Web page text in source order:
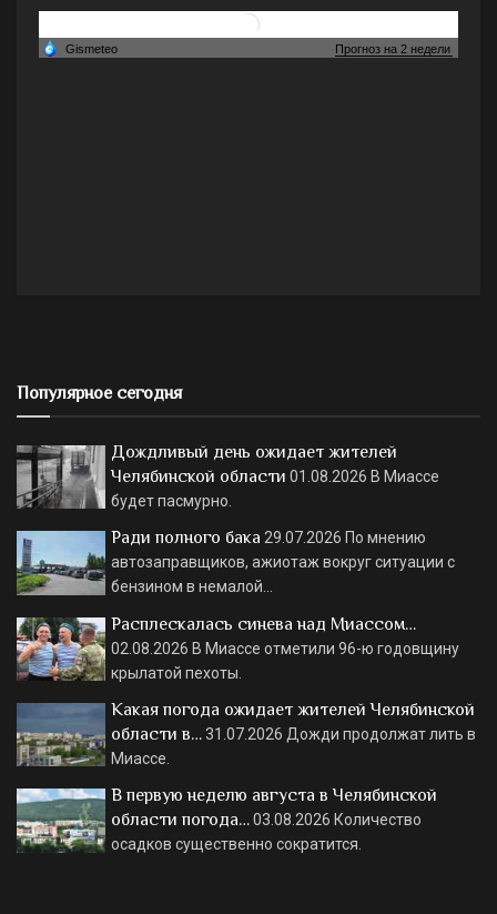
Популярное сегодня
Дождливый день ожидает жителей
Челябинской области 01.08.2026 В Миассе
будет пасмурно.
Ради полного бака 29.07.2026 По мнению
автозаправщиков, ажиотаж вокруг ситуации с
бензином в немалой…
Расплескалась синева над Миассом…
02.08.2026 В Миассе отметили 96-ю годовщину
крылатой пехоты.
Какая погода ожидает жителей Челябинской
области в…31.07.2026 Дожди продолжат лить в
Миассе.
В первую неделю августа в Челябинской
области погода…03.08.2026 Количество
осадков существенно сократится.